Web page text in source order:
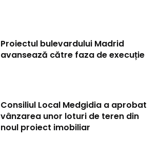
Proiectul bulevardului Madrid
avansează către faza de execuție
Consiliul Local Medgidia a aprobat
vânzarea unor loturi de teren din
noul proiect imobiliar